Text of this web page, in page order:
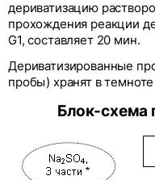
дериватизацию
прохождения реакции
G1, составляет 20 мин.
Дериватизированные
пробы) хранят в
Блок-схема